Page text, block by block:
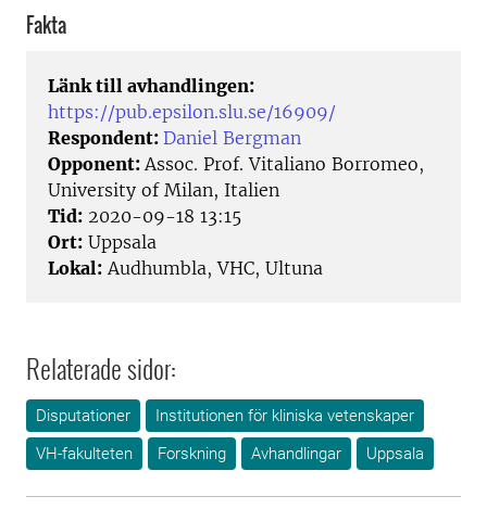
Fakta
Länk till avhandlingen:
https://pub.epsilon.slu.se/16909/
Respondent: Daniel Bergman
Opponent:Assoc. Prof. Vitaliano Borromeo,
University of Milan, Italien
Tid: 2020-09-18 13:15
Ort: Uppsala
Lokal: Audhumbla, VHC, Ultuna
Relaterade sidor:
Disputationer
Institutionen för kliniska vetenskaper
VH-fakulteten
Forskning Avhandlingar Uppsala